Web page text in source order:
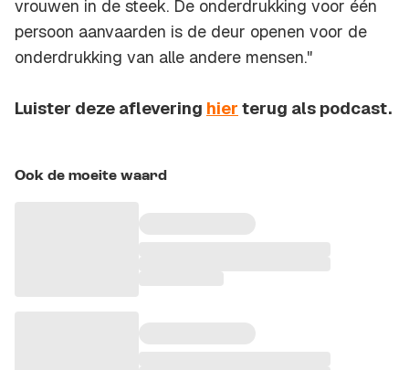
vrouwen in de steek. De onderdrukking voor één
persoon aanvaarden is de deur openen voor de
onderdrukking van alle andere mensen."
Luister deze aflevering hier terug als podcast.
Ook de moeite waard